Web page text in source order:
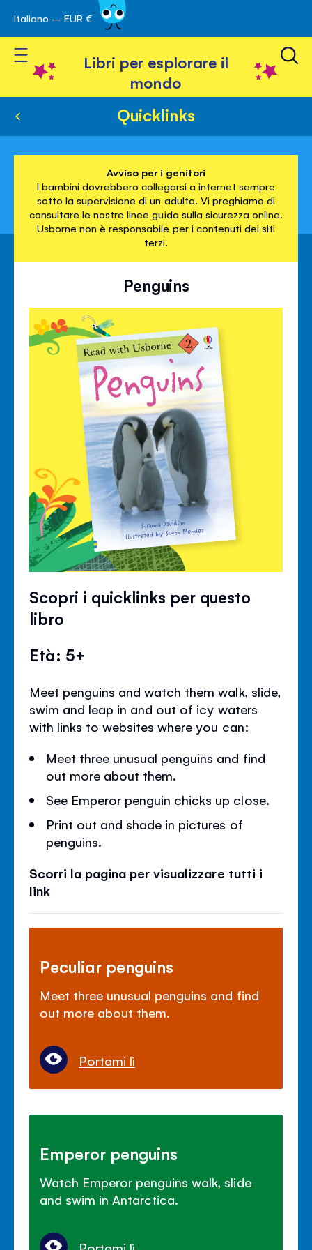
Skip
to
Content
Italiano – EUR €
Toggle Nav
Libri per esplorare il
mondo
Quicklinks
Avviso per i genitori
I bambini dovrebbero collegarsi a internet sempre
sotto la supervisione di un adulto. Vi preghiamo di
consultare le nostre linee guida sulla sicurezza online.
Usborne non è responsabile per i contenuti dei siti
terzi.
Penguins
Scopri i quicklinks per questo
libro
Età: 5+
Meet penguins and watch them walk, slide,
swim and leap in and out of icy waters
with links to websites where you can:
Meet three unusual penguins and find
out more about them.
See Emperor penguin chicks up close.
Print out and shade in pictures of
penguins.
Scorri la pagina per visualizzare tutti i
link
Peculiar penguins
Meet three unusual penguins and find
out more about them.
Portami lì
Emperor penguins
Watch Emperor penguins walk, slide
and swim in Antarctica.